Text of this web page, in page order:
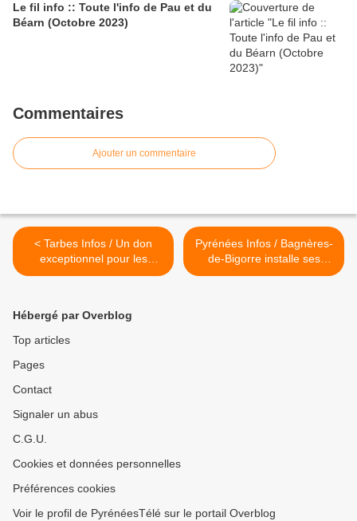
Le fil info :: Toute l'info de Pau et du
Béarn (Octobre 2023)
Commentaires
Ajouter un commentaire
< Tarbes Infos / Un don
exceptionnel pour les
Archives de Tarbes
Pyrénées Infos / Bagnères-
de-Bigorre installe ses
nouveaux composteurs >
Hébergé par Overblog
Top articles
Pages
Contact
Signaler un abus
C.G.U.
Cookies et données personnelles
Préférences cookies
Voir le profil de PyrénéesTélé sur le portail Overblog